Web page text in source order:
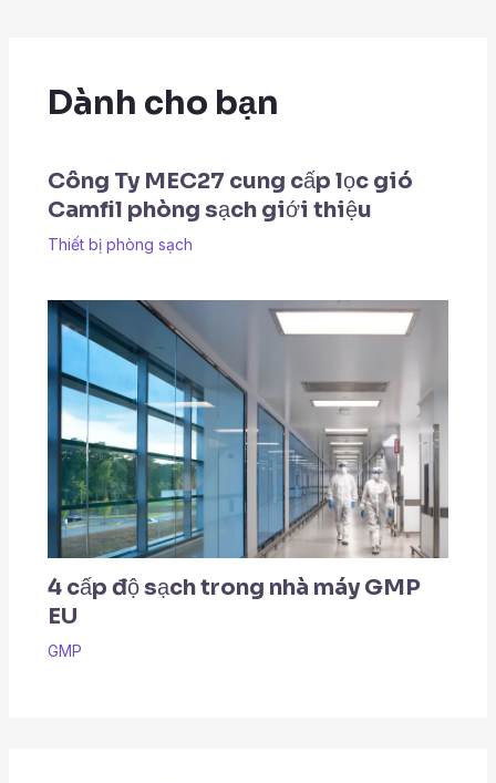
Dành cho bạn
Công Ty MEC27 cung cấp lọc gió
Camfil phòng sạch giới thiệu
Thiết bị phòng sạch
4 cấp độ sạch trong nhà máy GMP
EU
GMP